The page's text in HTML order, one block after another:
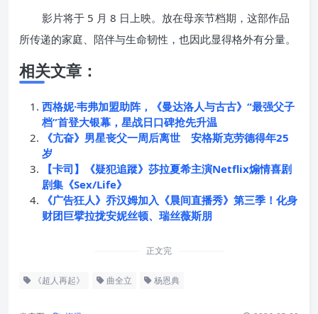
影片将于 5 月 8 日上映。放在母亲节档期，这部作品
所传递的家庭、陪伴与生命韧性，也因此显得格外有分量。
相关文章：
西格妮·韦弗加盟助阵，《曼达洛人与古古》“最强父子
档”首登大银幕，星战日口碑抢先升温
《亢奋》男星丧父一周后离世 安格斯克劳德得年25
岁
【卡司】《疑犯追蹤》莎拉夏希主演Netflix煽情喜剧
剧集《Sex/Life》
《广告狂人》乔汉姆加入《晨间直播秀》第三季！化身
财团巨擘拉拢安妮丝顿、瑞丝薇斯朋
正文完
《超人再起》 曲全立 杨恩典